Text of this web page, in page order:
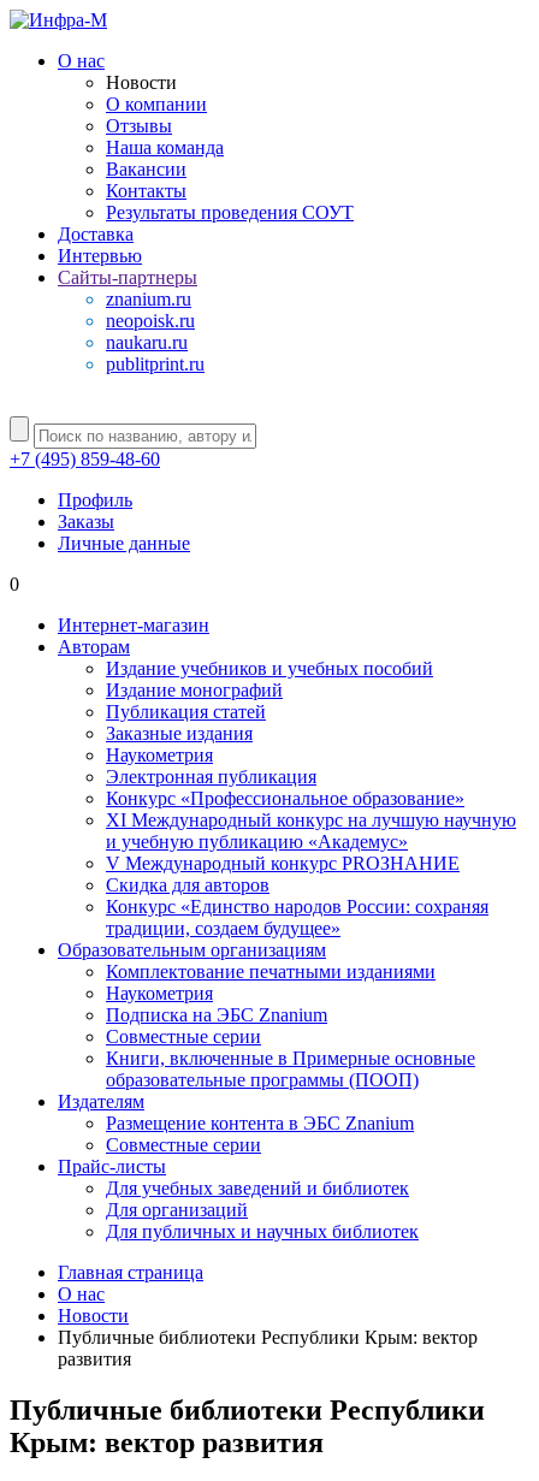
О нас
Новости
О компании
Отзывы
Наша команда
Вакансии
Контакты
Результаты проведения СОУТ
Доставка
Интервью
Сайты-партнеры
znanium.ru
neopoisk.ru
naukaru.ru
publitprint.ru
+7 (495) 859-48-60
Профиль
Заказы
Личные данные
0
Интернет-магазин
Авторам
Издание учебников и учебных пособий
Издание монографий
Публикация статей
Заказные издания
Наукометрия
Электронная публикация
Конкурс «Профессиональное образование»
XI Международный конкурс на лучшую научную
и учебную публикацию «Академус»
V Международный конкурс PROЗНАНИЕ
Скидка для авторов
Конкурс «Единство народов России: сохраняя
традиции, создаем будущее»
Образовательным организациям
Комплектование печатными изданиями
Наукометрия
Подписка на ЭБС Znanium
Совместные серии
Книги, включенные в Примерные основные
образовательные программы (ПООП)
Издателям
Размещение контента в ЭБС Znanium
Совместные серии
Прайс-листы
Для учебных заведений и библиотек
Для организаций
Для публичных и научных библиотек
Главная страница
О нас
Новости
Публичные библиотеки Республики Крым: вектор
развития
Публичные библиотеки Республики
Крым: вектор развития